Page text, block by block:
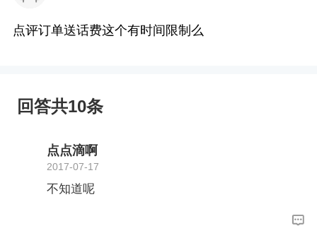
点评订单送话费这个有时间限制么
回答共10条
点点滴啊
2017-07-17
不知道呢